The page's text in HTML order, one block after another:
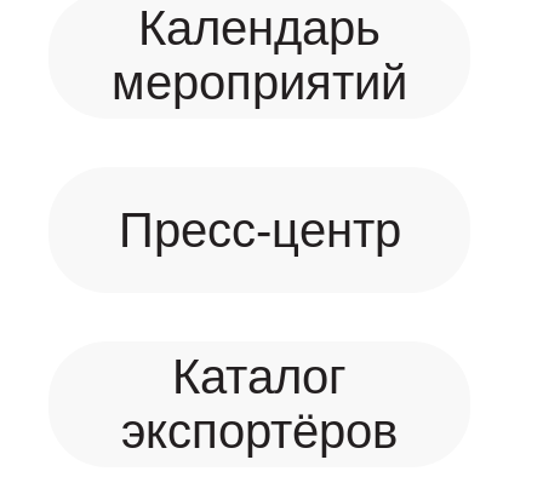
Календарь
мероприятий
Пресс-центр
Каталог
экспортёров